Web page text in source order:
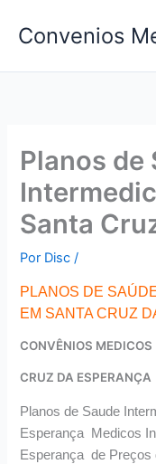
para
conteúdo
Convenios
Planos de
Santa
Por Disc/
PLANOS DE
EM SANTA CRUZ
CONVÊNIOS
CRUZ DA ESPERANÇA
Planos de Saude
Esperança Medicos
Esperança de Preços